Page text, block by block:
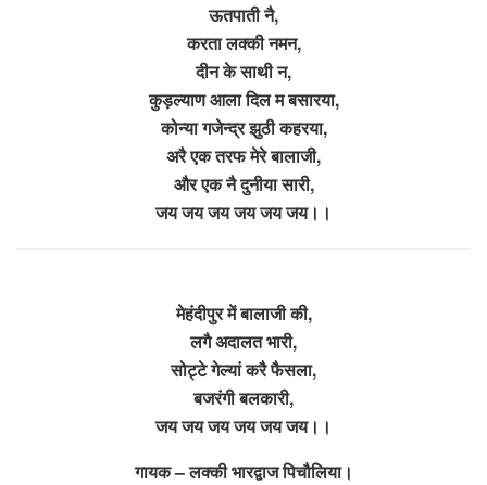
ऊतपाती नै,
करता लक्की नमन,
दीन के साथी न,
कुड़ल्याण आला दिल म बसारया,
कोन्या गजेन्द्र झुठी कहरया,
अरै एक तरफ मेरे बालाजी,
और एक नै दुनीया सारी,
जय जय जय जय जय जय।।
मेहंदीपुर में बालाजी की,
लगै अदालत भारी,
सोट्टे गेल्यां करै फैसला,
बजरंगी बलकारी,
जय जय जय जय जय जय।।
गायक – लक्की भारद्वाज पिचौलिया।